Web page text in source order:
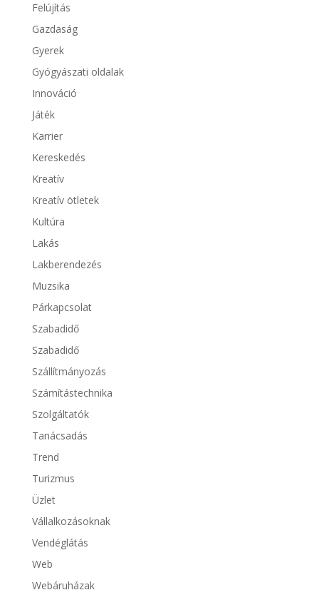
Felújítás
Gazdaság
Gyerek
Gyógyászati oldalak
Innováció
Játék
Karrier
Kereskedés
Kreatív
Kreatív ötletek
Kultúra
Lakás
Lakberendezés
Muzsika
Párkapcsolat
Szabadidő
Szabadidő
Szállítmányozás
Számítástechnika
Szolgáltatók
Tanácsadás
Trend
Turizmus
Üzlet
Vállalkozásoknak
Vendéglátás
Web
Webáruházak